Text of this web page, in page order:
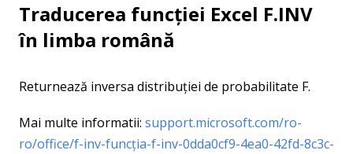
Traducerea funcției Excel F.INV
în limba română
Returnează inversa distribuției de probabilitate F.
Mai multe informatii: support.microsoft.com/ro-
ro/office/f-inv-funcția-f-inv-0dda0cf9-4ea0-42fd-8c3c-